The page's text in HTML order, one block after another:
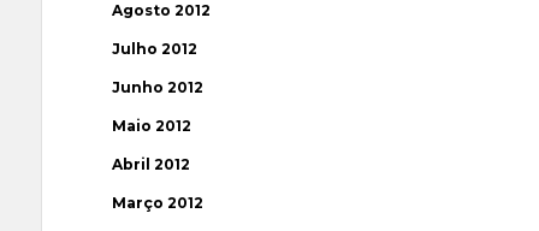
Agosto 2012
Julho 2012
Junho 2012
Maio 2012
Abril 2012
Março 2012